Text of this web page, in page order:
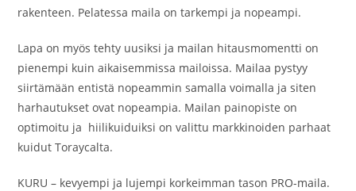
rakenteen. Pelatessa maila on tarkempi ja nopeampi.
Lapa on myös tehty uusiksi ja mailan hitausmomentti on
pienempi kuin aikaisemmissa mailoissa. Mailaa pystyy
siirtämään entistä nopeammin samalla voimalla ja siten
harhautukset ovat nopeampia. Mailan painopiste on
optimoitu ja hiilikuiduiksi on valittu markkinoiden parhaat
kuidut Toraycalta.
KURU – kevyempi ja lujempi korkeimman tason PRO-maila.